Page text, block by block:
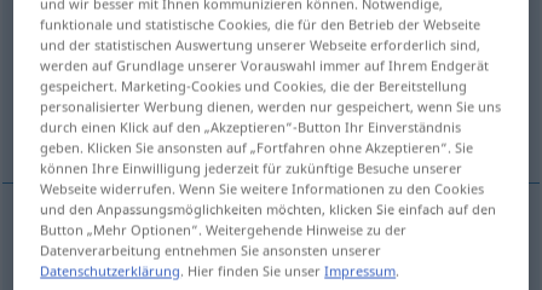
Übersicht aller Übersetzungen
(Für mehr Details die Übersetzung anklicken/antippen)
plushy
plushy plüschartig
funktionale und statistische Cookies, die für den Betrieb der Webseite
und der statistischen Auswertung unserer Webseite erforderlich sind,
werden auf Grundlage unserer Vorauswahl immer auf Ihrem Endgerät
gespeichert. Marketing-Cookies und Cookies, die der Bereitstellung
personalisierter Werbung dienen, werden nur gespeichert, wenn Sie uns
durch einen Klick auf den „Akzeptieren“-Button Ihr Einverständnis
geben. Klicken Sie ansonsten auf „Fortfahren ohne Akzeptieren“. Sie
können Ihre Einwilligung jederzeit für zukünftige Besuche unserer
Webseite widerrufen. Wenn Sie weitere Informationen zu den Cookies
und den Anpassungsmöglichkeiten möchten, klicken Sie einfach auf den
Button „Mehr Optionen“. Weitergehende Hinweise zu der
Datenverarbeitung entnehmen Sie ansonsten unserer
Datenschutzerklärung . Hier finden Sie unserImpressum